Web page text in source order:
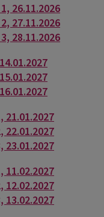
26.11.2026
27.11.2026
28.11.2026
21.01.2027
22.01.2027
23.01.2027